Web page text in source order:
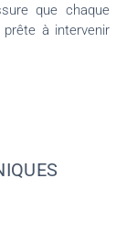
que chaque
à intervenir